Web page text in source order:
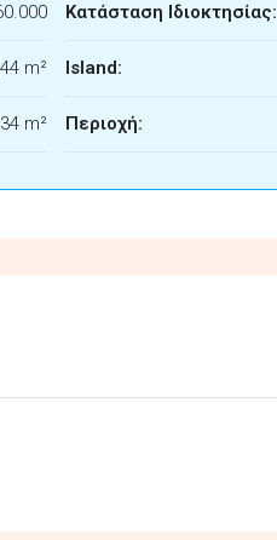
m²
m²
Κατάσταση Ιδιοκτησίας:
Island:
Περιοχή: